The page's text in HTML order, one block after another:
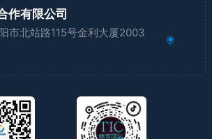
作有限公司
市北站路115号金利大厦2003